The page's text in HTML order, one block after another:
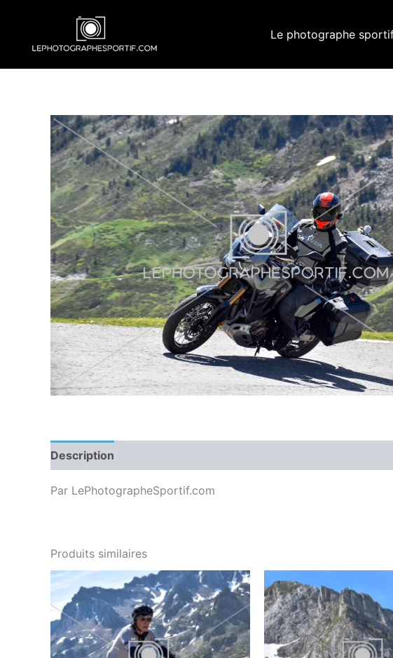
contenu
Le photographe
Description
Par LePhotographeSportif.com
Produits similaires